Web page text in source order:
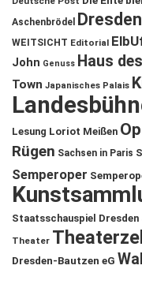
Aschenbrödel
Dresden
WEITSICHT Editorial
John Genuss Haus
Town Japanisches Palais
Lesung Loriot Meißen
Rügen Sachsen in Paris
Semperoper
Staatsschauspiel Dresden
Theater
Dresden-Bautzen eG